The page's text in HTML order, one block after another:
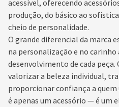
acessível, oferecendo
produção, do básico ao
cheio de personalidade.
O grande diferencial da marca
na personalização e no carinho
desenvolvimento de cada peça.
valorizar a beleza individual,
proporcionar confiança a
é apenas um acessório — é um